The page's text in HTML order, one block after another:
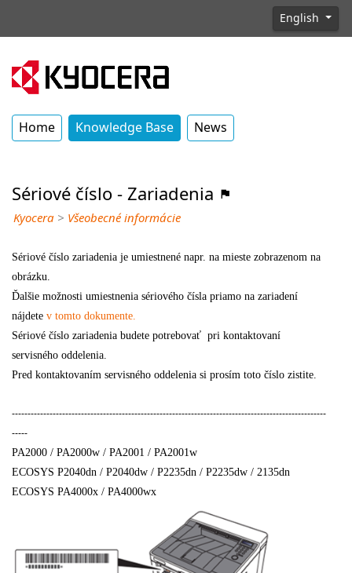
English
Home Knowledge Base News
Sériové číslo - Zariadenia
Kyocera > Všeobecné informácie
Sériové číslo zariadenia je umiestnené napr. na mieste zobrazenom na
obrázku.
Ďalšie možnosti umiestnenia sériového čísla priamo na zariadení
nájdete v tomto dokumente.
Sériové číslo zariadenia budete potrebovať pri kontaktovaní
servisného oddelenia.
Pred kontaktovaním servisného oddelenia si prosím toto číslo zistite.
----------------------------------------------------------------------------------------------------
-----
PA2000 / PA2000w / PA2001 / PA2001w
ECOSYS P2040dn / P2040dw / P2235dn / P2235dw / 2135dn
ECOSYS PA4000x / PA4000wx